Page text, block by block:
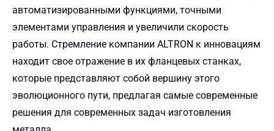
автоматизированными функциями, точными
элементами управления и увеличили скорость
работы. Стремление компании ALTRON к инновациям
находит свое отражение в их фланцевых станках,
которые представляют собой вершину этого
эволюционного пути, предлагая самые современные
решения для современных задач изготовления